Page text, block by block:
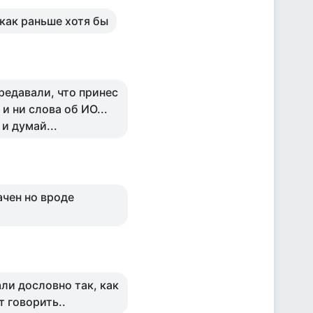
раньше хотя бы
что принес
ни слова об ИО...
и думай...
но вроде
дословно так, как
говорить..